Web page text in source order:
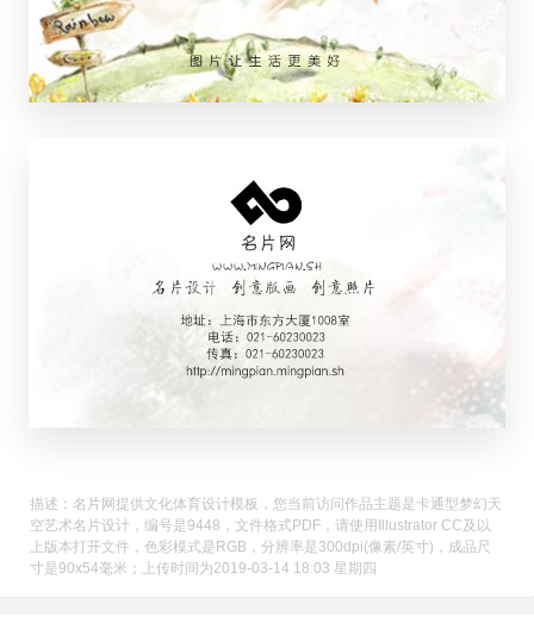
描述：名片网提供文化体育设计模板，您当前访问作品主题是卡通型梦幻天
空艺术名片设计，编号是9448，文件格式PDF，请使用Illustrator CC及以
上版本打开文件，色彩模式是RGB，分辨率是300dpi(像素/英寸)，成品尺
寸是90x54毫米；上传时间为2019-03-14 18:03 星期四